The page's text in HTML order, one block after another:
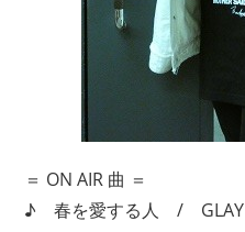
＝ ON AIR 曲 ＝
♪ 春を愛する人 / GLAY